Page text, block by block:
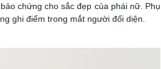
chứng cho sắc đẹp của phái nữ. Phụ
ghi điểm trong mắt người đối diện.